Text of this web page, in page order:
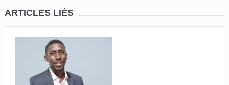
ARTICLES LIÉS